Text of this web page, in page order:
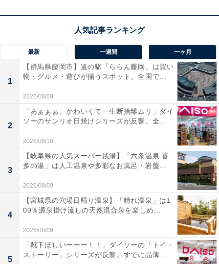
「音が聞き取りやすい」と高く評価する声が集まってい
ます。一方で、「Androidでは使えない」という声も。大
切な持ち物の紛失を未然に防ぎたい人には、おすすめの
商品といえそうです。
あわせて読みたい
【Amazonセール】Anker「急速充電器」が
特別価格で登場中【1月5日】
最新 一週間 一ヶ月
1
【群馬県藤岡市】道の駅「ららん藤岡」は買い
物・グルメ・遊びが揃うスポット。全国で...
2026/08/09
2
「あぁぁぁ。かわいくて一生断捨離ムリ」ダイ
ソーのサンリオ日焼けシリーズが反響。全...
2026/08/10
3
【岐阜県の人気スーパー銭湯】「六条温泉 喜
多の湯」は人工温泉や多彩なお風呂・岩盤...
2026/08/09
4
【宮城県の穴場日帰り温泉】「晴れ温泉」は1
00％源泉掛け流しの天然混合泉を楽しめ...
2026/08/09
5
「靴下ほしいーーー！！」ダイソーの「トイ・
ストーリー」シリーズが反響。すでに品薄...